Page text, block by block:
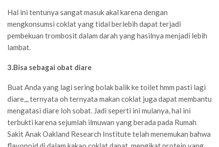
Hal ini tentunya sangat masuk akal karena dengan
mengkonsumsi coklat yang tidal berlebih dapat terjadi
pembekuan trombosit dalam darah yang hasilnya menjadi lebih
lambat.
3.Bisa sebagai obat diare
Buat Anda yang lagi sering bolak balik ke toilet hmm pasti lagi
diare,,, ternyata oh ternyata makan coklat juga dapat membantu
mengatasi diare loh sobat. Jadi seperti ini mulanya, hal ini
terbukti karena sejumlah ilmuwan yang berada pada Rumah
Sakit Anak Oakland Research Institute telah menemukan bahwa